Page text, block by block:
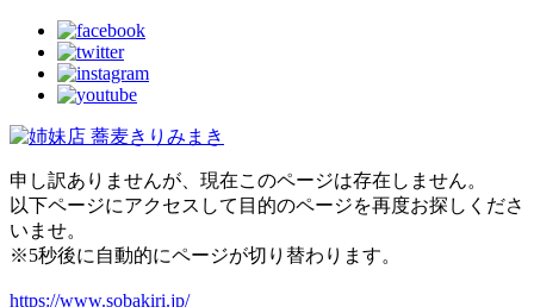
申し訳ありませんが、現在このページは存在しません。
以下ページにアクセスして目的のページを再度お探しくださ
いませ。
※5秒後に自動的にページが切り替わります。
https://www.sobakiri.jp/